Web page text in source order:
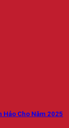
Cho Năm 2025